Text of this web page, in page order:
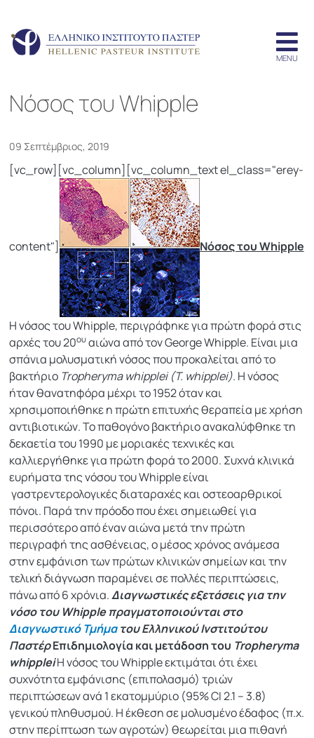
Nόσος του Whipple
09 Σεπτέμβριος, 2019
[vc_row][vc_column][vc_column_text el_class="erey-
content"] Nόσος του Whipple
Η νόσος του Whipple, περιγράφηκε για πρώτη φορά στις
αρχές του 20ουαιώνα από τον George Whipple. Eίναι μια
σπάνια μολυσματική νόσος που προκαλείται από το
βακτήριο Tropheryma whipplei (T. whipplei). Η νόσος
ήταν θανατηφόρα μέχρι το 1952 όταν και
χρησιμοποιήθηκε η πρώτη επιτυχής θεραπεία με χρήση
αντιβιοτικών. Το παθογόνο βακτήριο ανακαλύφθηκε τη
δεκαετία του 1990 με μοριακές τεχνικές και
καλλιεργήθηκε για πρώτη φορά το 2000. Συχνά κλινικά
ευρήματα της νόσου του Whipple είναι
γαστρεντερολογικές διαταραχές και οστεοαρθρικοί
πόνοι. Παρά την πρόοδο που έχει σημειωθεί για
περισσότερο από έναν αιώνα μετά την πρώτη
περιγραφή της ασθένειας, ο μέσος χρόνος ανάμεσα
στην εμφάνιση των πρώτων κλινικών σημείων και την
τελική διάγνωση παραμένει σε πολλές περιπτώσεις,
πάνω από 6 χρόνια.Διαγνωστικές εξετάσεις για την
νόσο του Whippleπραγματοποιούνται στο
Διαγνωστικό Τμήματου Ελληνικού Ινστιτούτου
ΠαστέρΕπιδημιολογία και μετάδοση του Tropheryma
whippleiΗ νόσος του Whipple εκτιμάται ότι έχει
συχνότητα εμφάνισης (επιπολασμό) τριών
περιπτώσεων ανά 1 εκατομμύριο (95% CI 2.1 – 3.8)
γενικού πληθυσμού. Η έκθεση σε μολυσμένο έδαφος (π.χ.
στην περίπτωση των αγροτών) θεωρείται μια πιθανή